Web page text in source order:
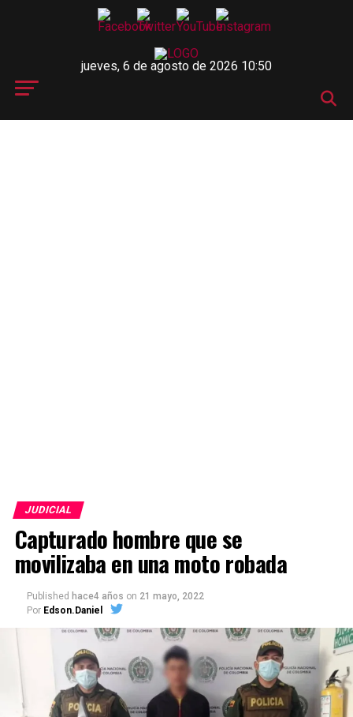
jueves, 6 de agosto de 2026 10:50
JUDICIAL
Capturado hombre que se
movilizaba en una moto robada
Published hace4 años on 21 mayo, 2022
Por Edson.Daniel